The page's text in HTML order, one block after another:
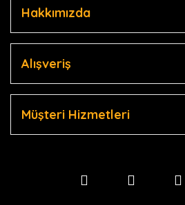
Hakkımızda
Alışveriş
Müşteri Hizmetleri